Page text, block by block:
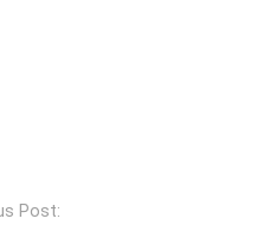
Post: